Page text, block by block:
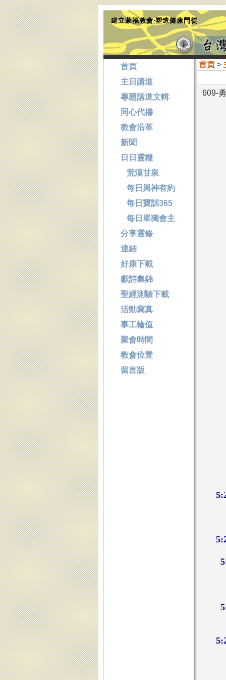
建立蒙福教會‧塑造健康門徒
首頁>
609-
首頁
主日講道
專題講道文輯
同心代禱
教會沿革
新聞
日日靈糧
荒漠甘泉
每日與神有約
每日寶訓365
每日單獨會主
分享靈修
連結
好康下載
獻詩集錦
聖經測驗下載
活動寫真
事工輪值
聚會時間
教會位置
留言版